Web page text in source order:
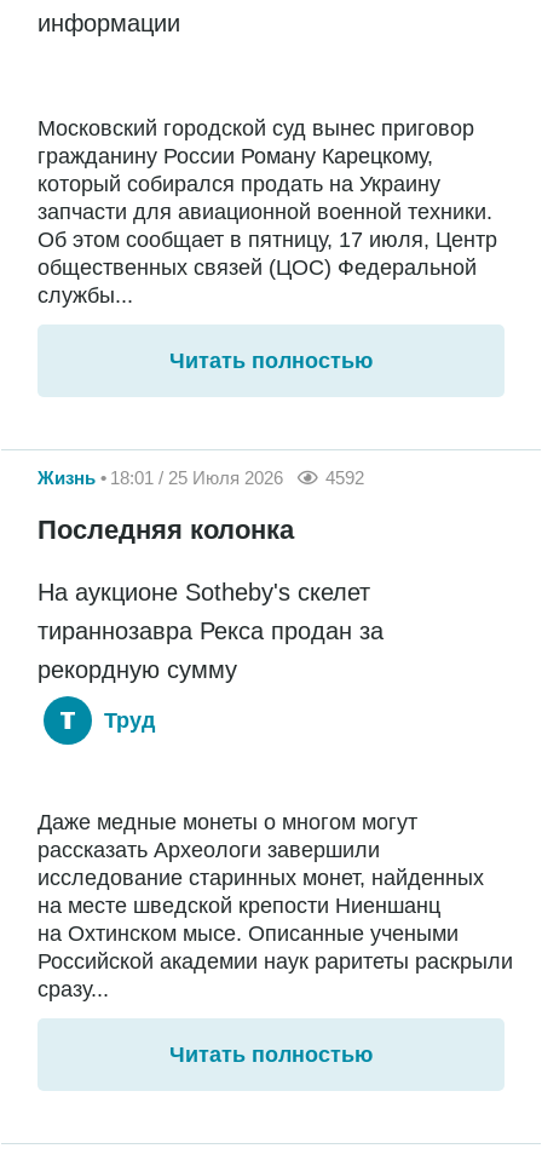
информации
Московский городской суд вынес приговор
гражданину России Роману Карецкому,
который собирался продать на Украину
запчасти для авиационной военной техники.
Об этом сообщает в пятницу, 17 июля, Центр
общественных связей (ЦОС) Федеральной
службы...
Читать полностью
Жизнь 18:01 / 25 Июля 2026 4592
Последняя колонка
На аукционе Sotheby's скелет
тираннозавра Рекса продан за
рекордную сумму
Труд
Даже медные монеты о многом могут
рассказать Археологи завершили
исследование старинных монет, найденных
на месте шведской крепости Ниеншанц
на Охтинском мысе. Описанные учеными
Российской академии наук раритеты раскрыли
сразу...
Читать полностью